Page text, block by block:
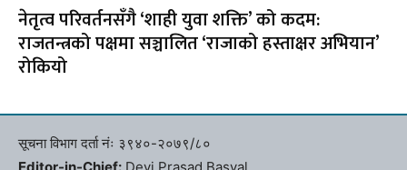
नेतृत्व परिवर्तनसँगै ‘शाही युवा शक्ति’ को कदम:
राजतन्त्रको पक्षमा सञ्चालित ‘राजाको हस्ताक्षर अभियान’
रोकियो
सूचना विभाग दर्ता नंः ३९४०-२०७९/८०
Editor-in-Chief: Devi Prasad Basyal